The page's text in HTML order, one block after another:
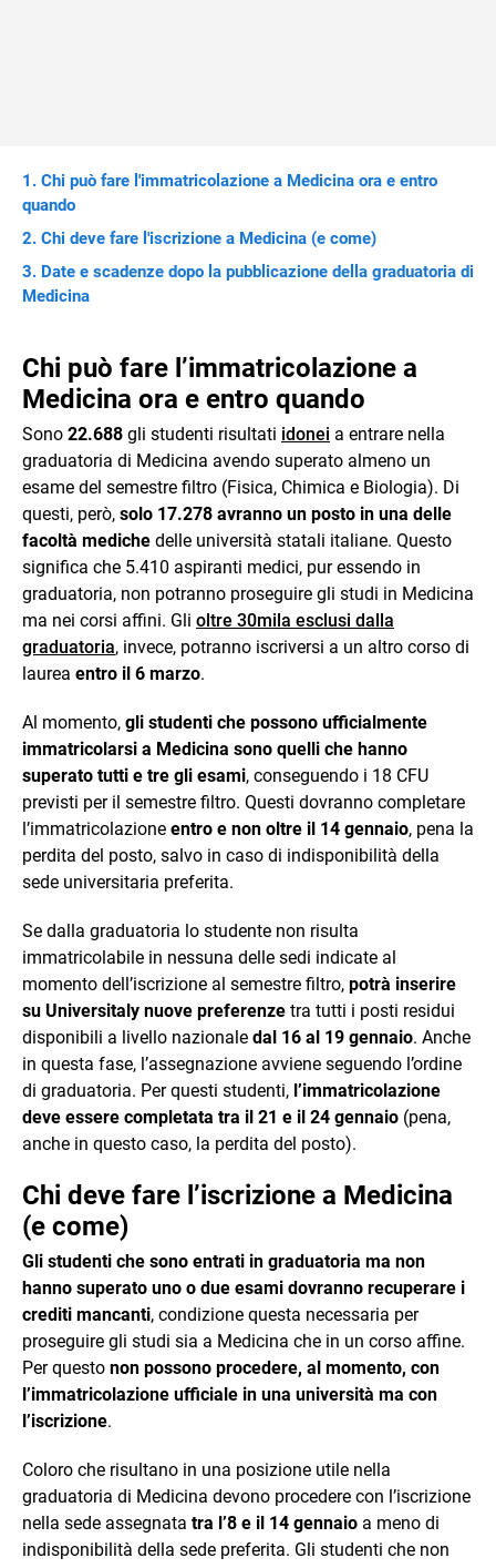
Chi può fare l'immatricolazione a Medicina ora e entro
quando
Chi deve fare l'iscrizione a Medicina (e come)
Date e scadenze dopo la pubblicazione della graduatoria di
Medicina
Chi può fare l’immatricolazione a
Medicina ora e entro quando
Sono 22.688 gli studenti risultati idonei a entrare nella
graduatoria di Medicina avendo superato almeno un
esame del semestre filtro (Fisica, Chimica e Biologia). Di
questi, però, solo 17.278 avranno un posto in una delle
facoltà mediche delle università statali italiane. Questo
significa che 5.410 aspiranti medici, pur essendo in
graduatoria, non potranno proseguire gli studi in Medicina
ma nei corsi affini. Gli oltre 30mila esclusi dalla
graduatoria, invece, potranno iscriversi a un altro corso di
laurea entro il 6 marzo.
Al momento, gli studenti che possono ufficialmente
immatricolarsi a Medicina sono quelli che hanno
superato tutti e tre gli esami, conseguendo i 18 CFU
previsti per il semestre filtro. Questi dovranno completare
l’immatricolazione entro e non oltre il 14 gennaio, pena la
perdita del posto, salvo in caso di indisponibilità della
sede universitaria preferita.
Se dalla graduatoria lo studente non risulta
immatricolabile in nessuna delle sedi indicate al
momento dell’iscrizione al semestre filtro, potrà inserire
su Universitaly nuove preferenze tra tutti i posti residui
disponibili a livello nazionale dal 16 al 19 gennaio. Anche
in questa fase, l’assegnazione avviene seguendo l’ordine
di graduatoria. Per questi studenti, l’immatricolazione
deve essere completata tra il 21 e il 24 gennaio (pena,
anche in questo caso, la perdita del posto).
Chi deve fare l’iscrizione a Medicina
(e come)
Gli studenti che sono entrati in graduatoria ma non
hanno superato uno o due esami dovranno recuperare i
crediti mancanti, condizione questa necessaria per
proseguire gli studi sia a Medicina che in un corso affine.
Per questo non possono procedere, al momento, con
l’immatricolazione ufficiale in una università ma con
l’iscrizione.
Coloro che risultano in una posizione utile nella
graduatoria di Medicina devono procedere con l’iscrizione
nella sede assegnata tra l’8 e il 14 gennaio a meno di
indisponibilità della sede preferita. Gli studenti che non